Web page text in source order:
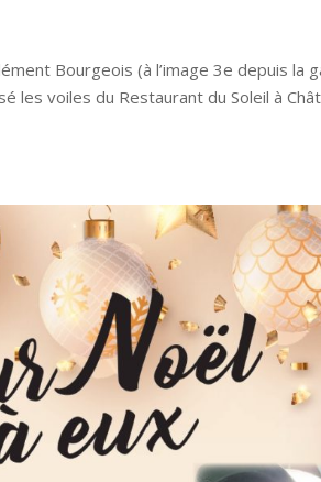
Bourgeois (à l’image 3e depuis la
les voiles du Restaurant du Soleil à